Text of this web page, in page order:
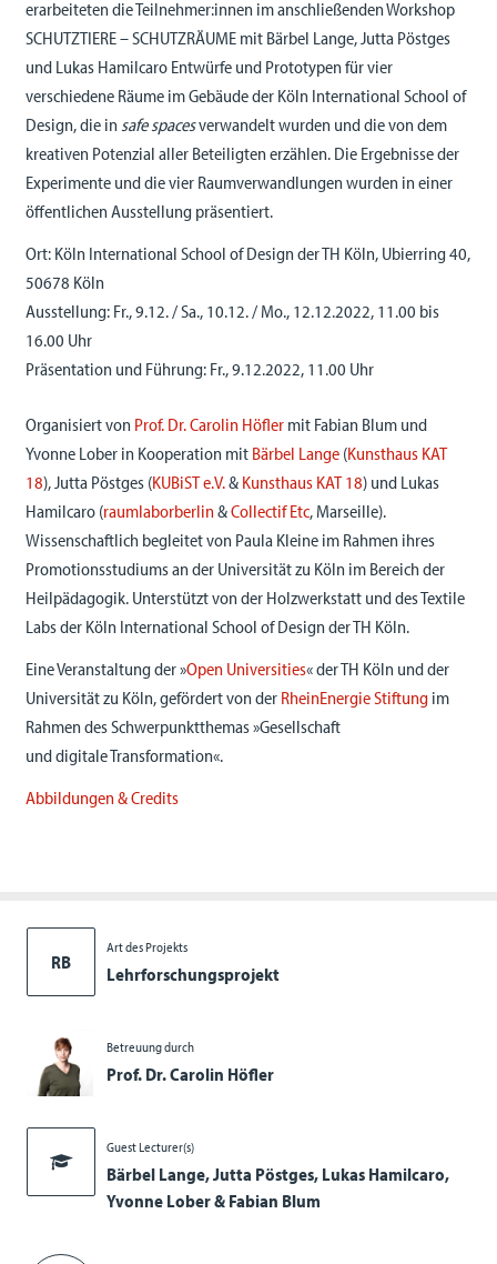
RB
Art des Projekts
Lehrforschungsprojekt
Betreuung durch
Prof. Dr. Carolin Höfler
Guest Lecturer(s)
Bärbel Lange, Jutta Pöstges, Lukas Hamilcaro,
Yvonne Lober & Fabian Blum
erarbeiteten die Teilnehmer:innen im anschließenden Workshop
SCHUTZTIERE – SCHUTZRÄUME mit Bärbel Lange, Jutta Pöstges
und Lukas Hamilcaro Entwürfe und Prototypen für vier
verschiedene Räume im Gebäude der Köln International School of
Design, die insafe spacesverwandelt wurden und die von dem
kreativen Potenzial aller Beteiligten erzählen. Die Ergebnisse der
Experimente und die vier Raumverwandlungen wurden in einer
öffentlichen Ausstellung präsentiert.
Ort: Köln International School of Design der TH Köln, Ubierring 40,
50678 Köln
Ausstellung: Fr., 9.12. / Sa., 10.12. / Mo., 12.12.2022, 11.00 bis
16.00 Uhr
Präsentation und Führung: Fr., 9.12.2022, 11.00 Uhr
Organisiert von Prof. Dr. Carolin Höflermit Fabian Blum und
Yvonne Lober in Kooperation mit Bärbel Lange(Kunsthaus KAT
18), Jutta Pöstges (KUBiST e.V.& Kunsthaus KAT 18) und Lukas
Hamilcaro (raumlaborberlin&Collectif Etc, Marseille).
Wissenschaftlich begleitet von Paula Kleine im Rahmen ihres
Promotionsstudiums an der Universität zu Köln im Bereich der
Heilpädagogik. Unterstützt von der Holzwerkstatt und des Textile
Labs der Köln International School of Design der TH Köln.
Eine Veranstaltung der »Open Universities« der TH Köln und der
Universität zu Köln, gefördert von der RheinEnergie Stiftungim
Rahmen des Schwerpunktthemas »Gesellschaft
und digitale Transformation«.
Abbildungen & Credits